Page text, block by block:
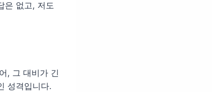
은 없고, 저도
, 그 대비가 긴
성격입니다.